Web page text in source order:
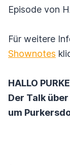
Episode von
Für weitere
Shownotes
HALLO
Der Talk
um